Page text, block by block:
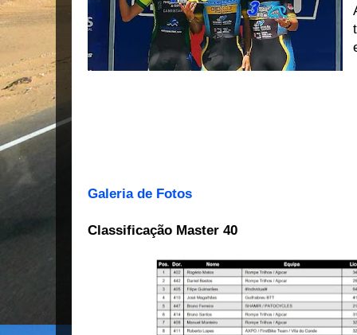
Galeria de Fotos
Classificação Master 40